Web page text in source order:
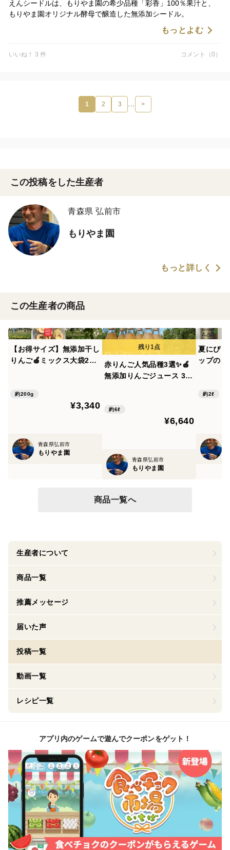
えんシードルは、もりやま園の希少品種「彩香」100％果汁と、
もりやま園オリジナル酵母で醸造した無添加シードル。
冬から春にかけて予想を上回るご注文をいただき、一時完売とな
仕込み・醸造を終え、ようやく瓶詰めまでたどり着きました✨
何度目かの醸造になりますが、新しいえんシードルがボトルに詰
められていく様子を見ると、やっぱりワクワクします😊
※掲載写真は旧ボトル（緑ボトル）です。現在は黒ボトルで販売
しています。
https://www.tabechoku.com/products/77949
もっとよむ
いいね！ 3 件 コメント（0）
1 2 3 ... >
この投稿をした生産者
青森県 弘前市
もりやま園
もっと詳しく
この生産者の商品
【お得サイズ】無添加干し
りんご🍎ミックス大袋200
約200g
¥3,340
青森県弘前市
もりやま園
赤りんご人気品種3選✨🍎
無添加りんごジュース 3種
の違いを楽しむ♪ 飲み比
約6ℓ
¥6,640
青森県弘前市
もりやま園
夏にぴっ
ップの
本入🥂
約2ℓ
商品一覧へ
生産者について
商品一覧
推薦メッセージ
届いた声
投稿一覧
動画一覧
レシピ一覧
アプリ内のゲームで遊んでクーポンをゲット！